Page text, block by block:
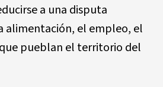
a una disputa
alimentación, el empleo, el
pueblan el territorio del